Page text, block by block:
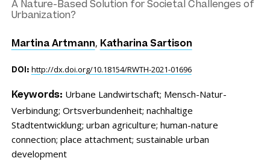
A Nature-Based Solution for Societal Challenges of
Urbanization?
Martina Artmann, Katharina Sartison
DOI: http://dx.doi.org/10.18154/RWTH-2021-01696
Keywords: Urbane Landwirtschaft; Mensch-Natur-
Verbindung; Ortsverbundenheit; nachhaltige
Stadtentwicklung; urban agriculture; human-nature
connection; place attachment; sustainable urban
development